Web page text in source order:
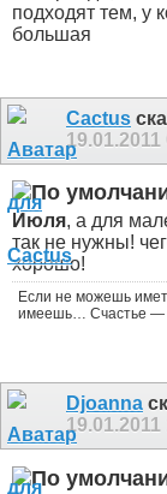
подходят тем, у
большая
Cactus
19.01.2011
Июля, а для
так не нужны!
хорошо!
Если не можешь
имеешь… Счастье —
Djoanna
19.01.2011